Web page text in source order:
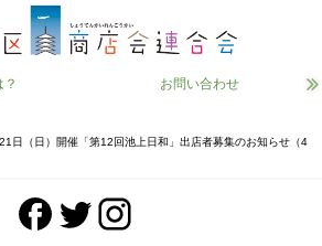
お問い合わせ
日（日）開催「第12回池上日和」出店者募集のお知らせ（4